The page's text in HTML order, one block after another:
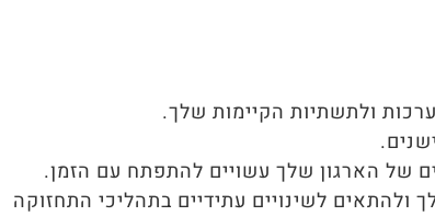
ולתשתיות הקיימות שלך.
של הארגון שלך עשויים להתפתח עם הזמן.
לשינויים עתידיים בתהליכי התחזוקה